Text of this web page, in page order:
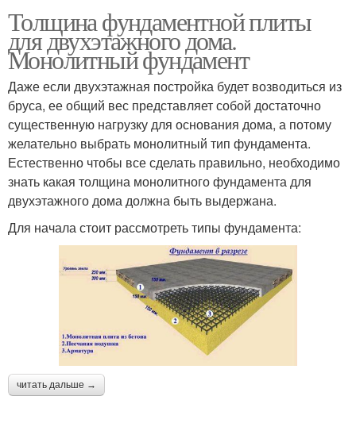
Толщина фундаментной плиты
для двухэтажного дома.
Монолитный фундамент
Даже если двухэтажная постройка будет возводиться из
бруса, ее общий вес представляет собой достаточно
существенную нагрузку для основания дома, а потому
желательно выбрать монолитный тип фундамента.
Естественно чтобы все сделать правильно, необходимо
знать какая толщина монолитного фундамента для
двухэтажного дома должна быть выдержана.
Для начала стоит рассмотреть типы фундамента:
читать дальше →